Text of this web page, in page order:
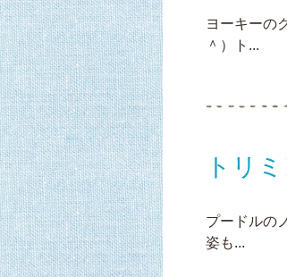
ヨーキーの
＾）ト...
トリ
プードルの
姿も...